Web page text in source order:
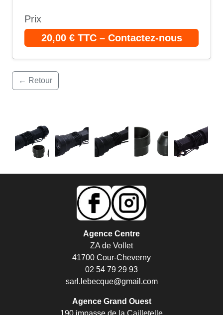
Prix
20,00 € TTC – Contactez-nous
← Retour
Agence Centre
ZA de Vollet
41700 Cour-Cheverny
02 54 79 29 93
sarl.lebecque@gmail.com
Agence Grand Ouest
190 impasse de la Cailletelle